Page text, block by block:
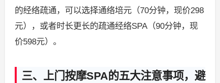
的经络疏通，可以选择通络培元（70分钟，现价298
元），或者时长更长的疏通经络SPA（90分钟，现
价598元）。
三、上门按摩SPA的五大注意事项，避